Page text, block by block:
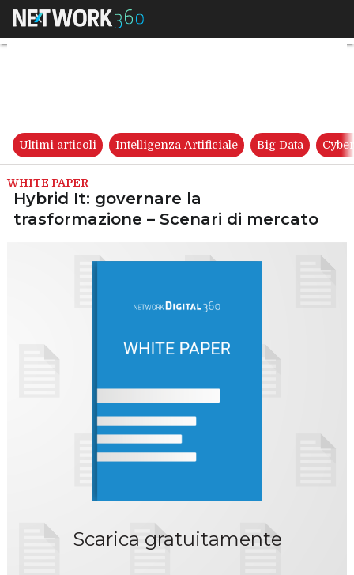
Hybrid It: governare la
Ultimi articoli Intelligenza Artificiale Big Data
WHITE PAPER
Hybrid It: governare la
trasformazione – Scenari di mercato
Scarica gratuitamente